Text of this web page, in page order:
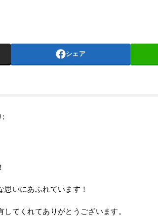
シェア
:
いにあふれています！
てくれてありがとうございます。